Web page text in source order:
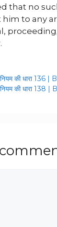
that no
him to any
की धारा
की धारा